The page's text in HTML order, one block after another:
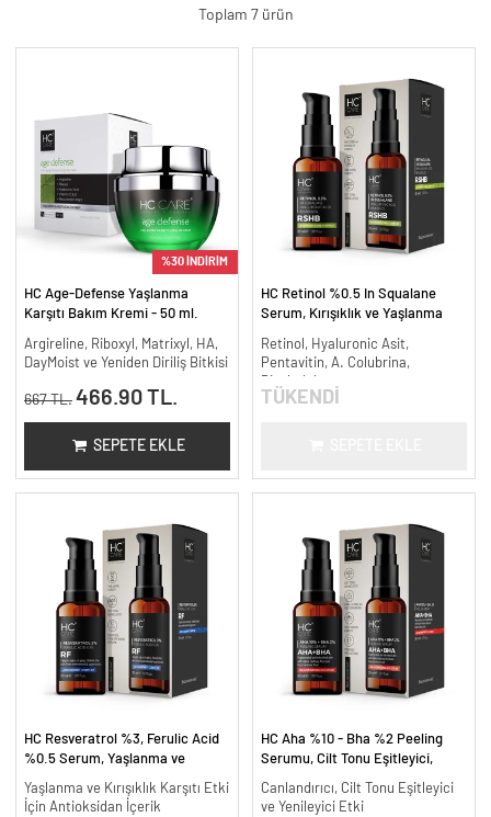
Toplam 7 ürün
%30 İNDİRİM
HC Age-Defense Yaşlanma
Karşıtı Bakım Kremi - 50 ml.
Argireline, Riboxyl, Matrixyl, HA,
DayMoist ve Yeniden Diriliş Bitkisi
667 TL. 466.90 TL.
SEPETE EKLE
HC Retinol %0.5 In Squalane
Serum, Kırışıklık ve Yaşlanma
Retinol, Hyaluronic Asit,
Pentavitin, A. Colubrina,
Bisabolol
TÜKENDİ
HC Resveratrol %3, Ferulic Acid
%0.5 Serum, Yaşlanma ve
Yaşlanma ve Kırışıklık Karşıtı Etki
İçin Antioksidan İçerik
HC Aha %10 - Bha %2 Peeling
Serumu, Cilt Tonu Eşitleyici,
Canlandırıcı, Cilt Tonu Eşitleyici
ve Yenileyici Etki